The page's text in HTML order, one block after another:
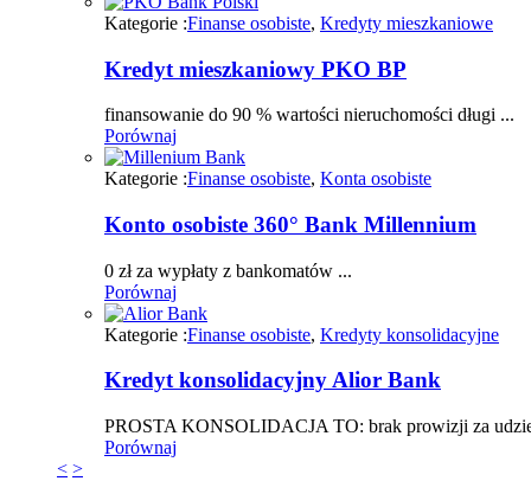
Kategorie :Finanse osobiste, Kredyty mieszkaniowe
Kredyt mieszkaniowy PKO BP
finansowanie do 90 % wartości nieruchomości długi ...
Porównaj
Kategorie :Finanse osobiste, Konta osobiste
Konto osobiste 360° Bank Millennium
0 zł za wypłaty z bankomatów ...
Porównaj
Kategorie :Finanse osobiste, Kredyty konsolidacyjne
Kredyt konsolidacyjny Alior Bank
PROSTA KONSOLIDACJA TO: brak prowizji za
Porównaj
< >